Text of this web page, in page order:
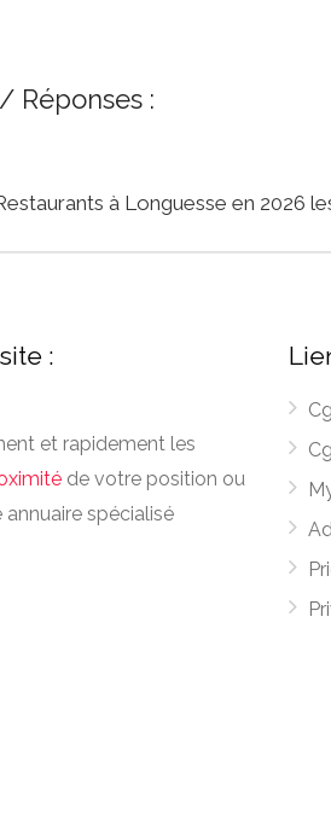
Réponses :
à Longuesse en 2026
:
et rapidement les
de votre position ou
spécialisé